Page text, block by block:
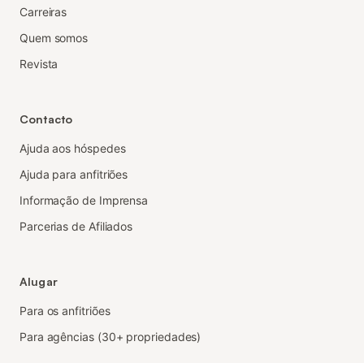
Carreiras
Quem somos
Revista
Contacto
Ajuda aos hóspedes
Ajuda para anfitriões
Informação de Imprensa
Parcerias de Afiliados
Alugar
Para os anfitriões
Para agências (30+ propriedades)